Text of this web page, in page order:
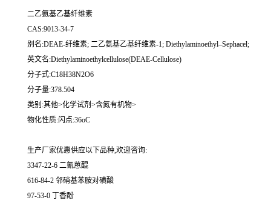
二乙氨基乙基纤维素
CAS:9013-34-7
别名:DEAE-纤维素; 二乙氨基乙基纤维素-1; Diethylaminoethyl–Sephacel;
英文名:Diethylaminoethylcellulose(DEAE-Cellulose)
分子式:C18H38N2O6
分子量:378.504
类别:其他>化学试剂>含氮有机物>
物化性质:闪点:36oC
生产厂家优惠供应以下品种,欢迎咨询:
3347-22-6 二氰蒽醌
616-84-2 邻硝基苯胺对磺酸
97-53-0 丁香酚